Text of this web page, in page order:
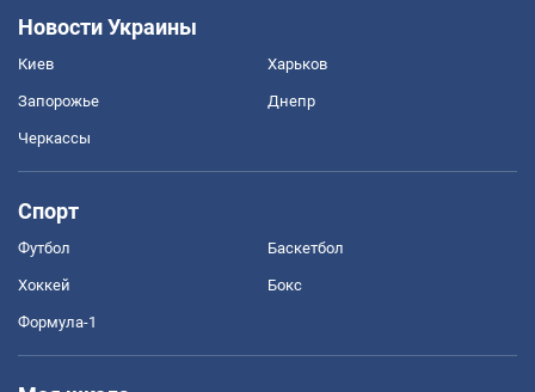
Новости Украины
Киев Харьков
Запорожье Днепр
Черкассы
Спорт
Футбол Баскетбол
Хоккей Бокс
Формула-1